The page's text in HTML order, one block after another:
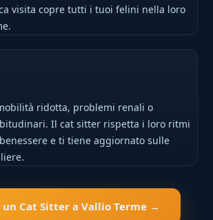
visita copre tutti i tuoi felini nella loro
ridotta, problemi renali o
Il cat sitter rispetta i loro ritmi
e ti tiene aggiornato sulle
Cat Sitter a Vallio Terme →